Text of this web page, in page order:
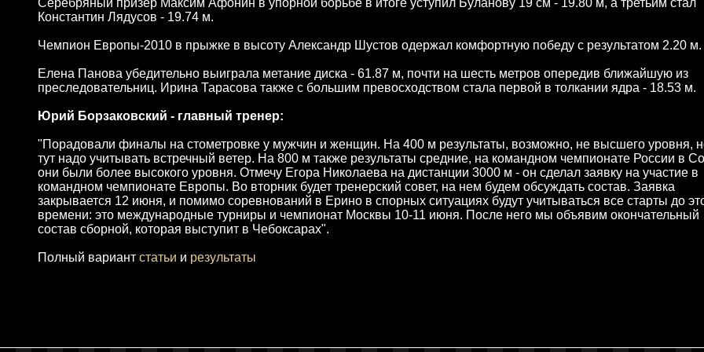
Серебряный призер Максим Афонин в упорной борьбе в итоге уступил Буланову 19 см - 19.80 м, а третьим стал
Константин Лядусов - 19.74 м.
Чемпион Европы-2010 в прыжке в высоту Александр Шустов одержал комфортную победу с результатом 2.20 м.
Елена Панова убедительно выиграла метание диска - 61.87 м, почти на шесть метров опередив ближайшую из
преследовательниц. Ирина Тарасова также с большим превосходством стала первой в толкании ядра - 18.53 м.
Юрий Борзаковский - главный тренер:
"Порадовали финалы на стометровке у мужчин и женщин. На 400 м результаты, возможно, не высшего уровня,
тут надо учитывать встречный ветер. На 800 м также результаты средние, на командном чемпионате России в
они были более высокого уровня. Отмечу Егора Николаева на дистанции 3000 м - он сделал заявку на участие в
командном чемпионате Европы. Во вторник будет тренерский совет, на нем будем обсуждать состав. Заявка
закрывается 12 июня, и помимо соревнований в Ерино в спорных ситуациях будут учитываться все старты до
времени: это международные турниры и чемпионат Москвы 10-11 июня. После него мы объявим окончательный
состав сборной, которая выступит в Чебоксарах".
Полный вариант статьи и результаты